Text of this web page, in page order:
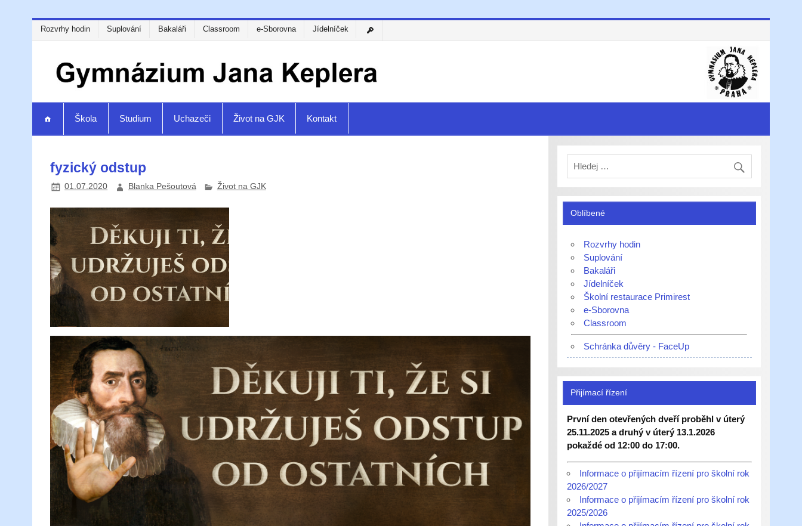
Rozvrhy hodin Suplování Bakaláři Classroom e-Sborovna Jídelníček
Škola Studium Uchazeči Život na GJK Kontakt
fyzický odstup
01.07.2020 Blanka Pešoutová Život na GJK
Oblíbené
Rozvrhy hodin
Suplování
Bakaláři
Jídelníček
Školní restaurace Primirest
e-Sborovna
Classroom
Schránka důvěry - FaceUp
Přijímací řízení
První den otevřených dveří proběhl v úterý
25.11.2025 a druhý v úterý 13.1.2026
pokaždé od 12:00 do 17:00.
Informace o přijímacím řízení pro školní rok
2026/2027
Informace o přijímacím řízení pro školní rok
2025/2026